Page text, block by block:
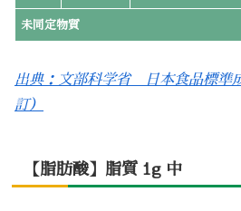
未同定物質
出典：文部科学省 日本食品標準
訂）
【脂肪酸】脂質 1g 中